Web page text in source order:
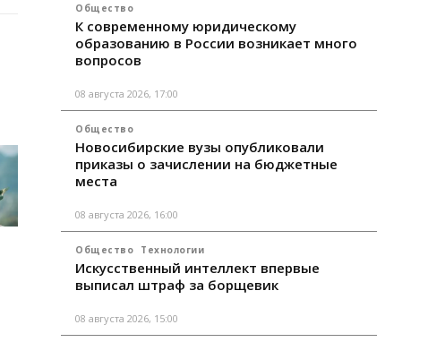
Общество
К современному юридическому
образованию в России возникает много
вопросов
08 августа 2026, 17:00
Общество
Новосибирские вузы опубликовали
приказы о зачислении на бюджетные
места
08 августа 2026, 16:00
Общество Технологии
Искусственный интеллект впервые
выписал штраф за борщевик
08 августа 2026, 15:00